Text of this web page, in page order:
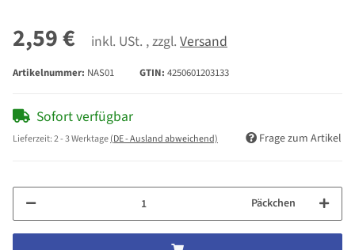
2,59 € inkl. USt. , zzgl. Versand
Artikelnummer: NAS01 GTIN: 4250601203133
Sofort verfügbar
Lieferzeit:2 - 3 Werktage(DE - Ausland abweichend) Frage zum Artikel
Päckchen